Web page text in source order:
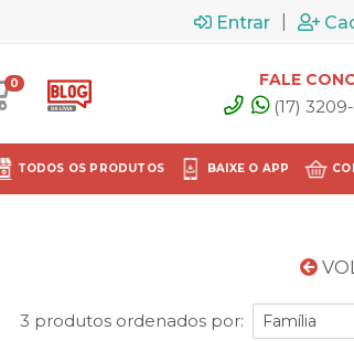
Entrar
0 FALE
(17)
TODOS OS PRODUTOS BAIXE O APP
3 produtos ordenados por: